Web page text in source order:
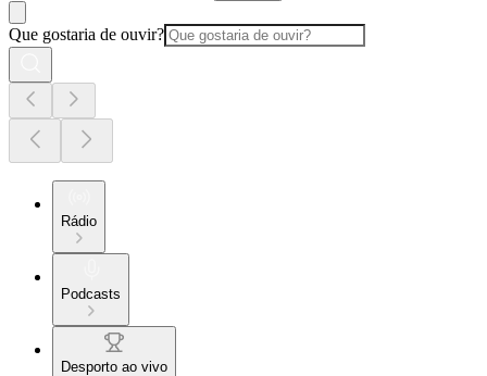
Que gostaria de ouvir?
Rádio
Podcasts
Desporto ao vivo